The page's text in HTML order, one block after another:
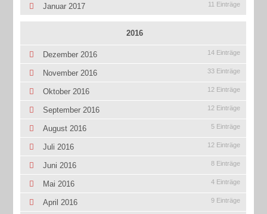
Januar 2017 11 Einträge
2016
Dezember 2016 14 Einträge
November 2016 33 Einträge
Oktober 2016 12 Einträge
September 2016 12 Einträge
August 2016 5 Einträge
Juli 2016 12 Einträge
Juni 2016 8 Einträge
Mai 2016 4 Einträge
April 2016 9 Einträge